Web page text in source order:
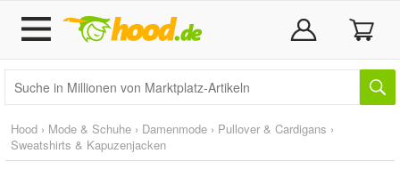
Hood › Mode & Schuhe › Damenmode › Pullover & Cardigans ›
Sweatshirts & Kapuzenjacken